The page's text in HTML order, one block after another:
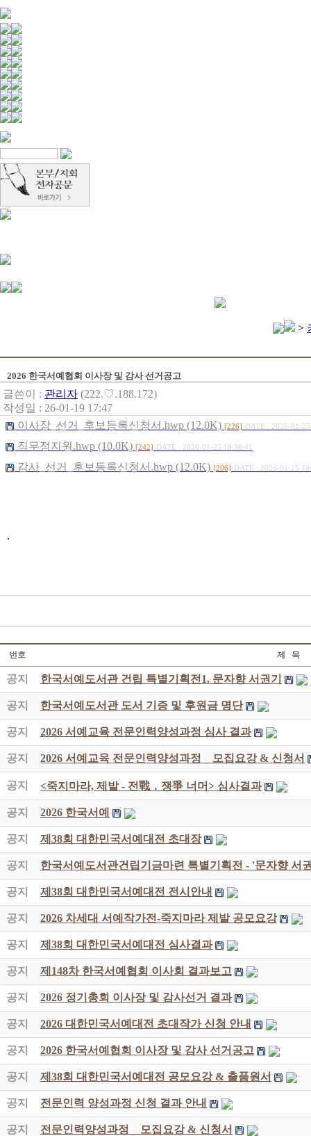
>
2026 한국서예협회 이사장 및 감사 선거공고
글쓴이 : 관리자 (222.♡.188.172)
작성일 : 26-01-19 17:47
이사장_선거_후보등록신청서.hwp (12.0K) [226] DATE : 2026-01-
직무정지원.hwp (10.0K) [242] DATE : 2026-01-25 18:38:41
감사_선거_후보등록신청서.hwp (12.0K) [206] DATE : 2026-01-25
.
번호 제 목
공지 한국서예도서관 건립 특별기획전1. 문자향 서권기
공지 한국서예도서관 도서 기증 및 후원금 명단
공지 2026 서예교육 전문인력양성과정 심사 결과
공지 2026 서예교육 전문인력양성과정 _ 모집요강 & 신청서
공지 <죽지마라, 제발 - 전戰 ․ 쟁爭 너머> 심사결과
공지 2026 한국서예
공지 제38회 대한민국서예대전 초대장
공지 한국서예도서관건립기금마련 특별기획전 - '문자향 서
공지 제38회 대한민국서예대전 전시안내
공지 2026 차세대 서예작가전-죽지마라 제발 공모요강
공지 제38회 대한민국서예대전 심사결과
공지 제148차 한국서예협회 이사회 결과보고
공지 2026 정기총회 이사장 및 감사선거 결과
공지 2026 대한민국서예대전 초대작가 신청 안내
공지 2026 한국서예협회 이사장 및 감사 선거공고
공지 제38회 대한민국서예대전 공모요강 & 출품원서
공지 전문인력 양성과정 신청 결과 안내
공지 전문인력양성과정 _ 모집요강 & 신청서